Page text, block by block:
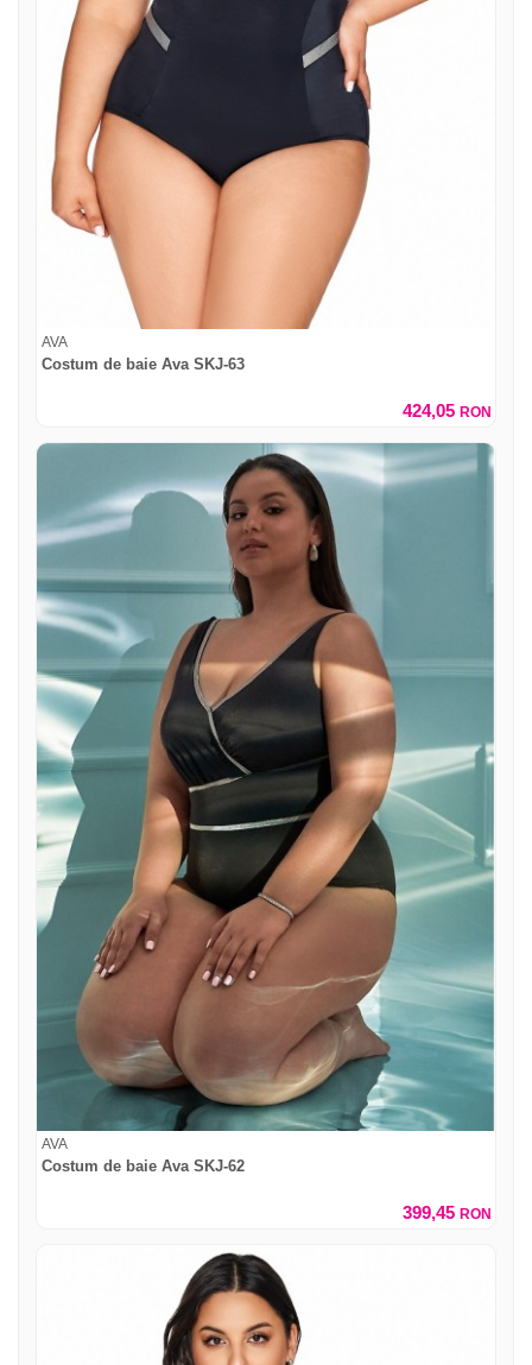
AVA
Costum de baie Ava SKJ-63
424,05 RON
AVA
Costum de baie Ava SKJ-62
399,45 RON